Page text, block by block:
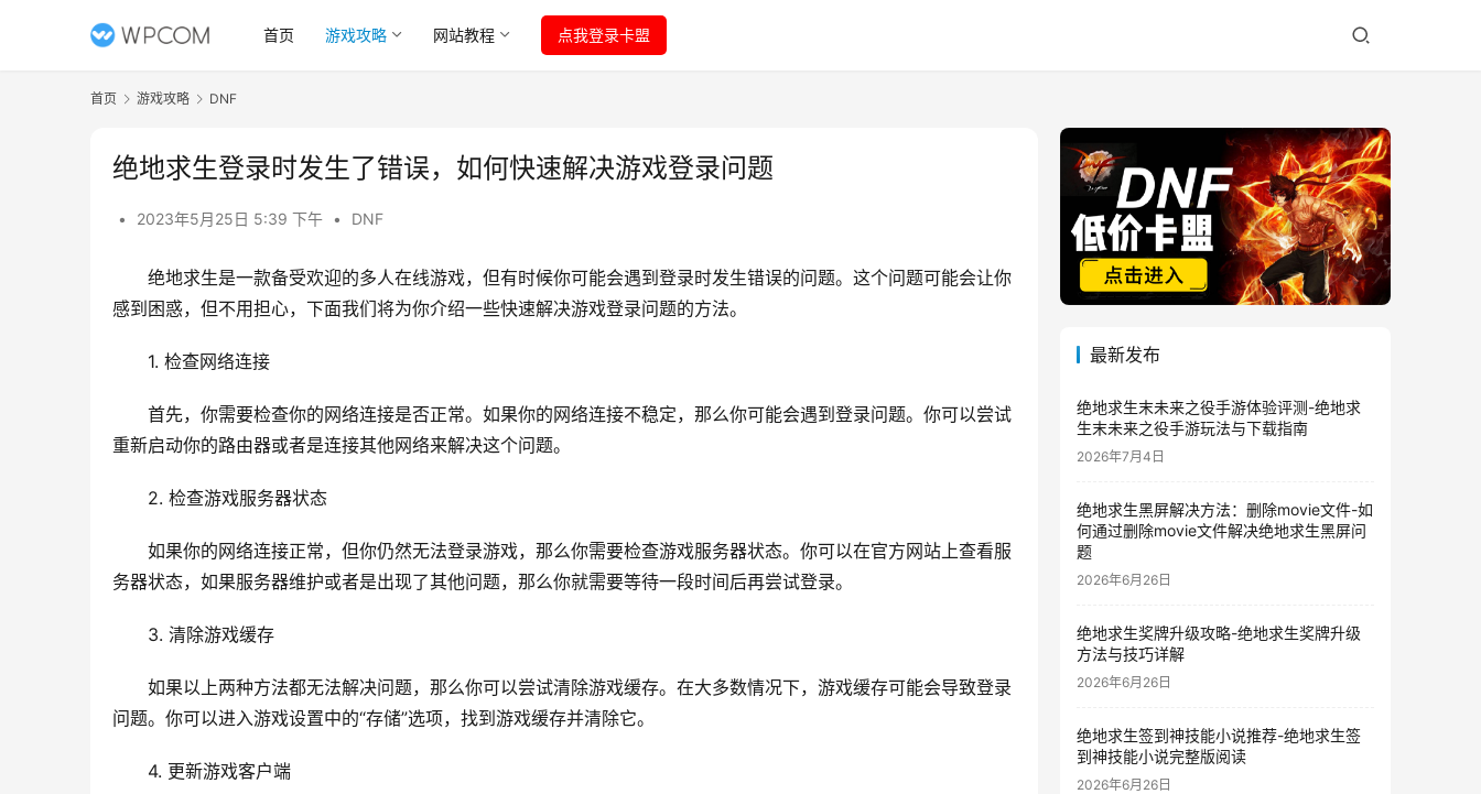
首页 游戏攻略 网站教程 点我登录卡盟
首页 游戏攻略 DNF
绝地求生登录时发生了错误，如何快速解决游戏登录问题
• 2023年5月25日 5:39 下午 • DNF
绝地求生是一款备受欢迎的多人在线游戏，但有时候你可能会遇到登录时发生错误的问题。这个问题可能会让你
感到困惑，但不用担心，下面我们将为你介绍一些快速解决游戏登录问题的方法。
1. 检查网络连接
首先，你需要检查你的网络连接是否正常。如果你的网络连接不稳定，那么你可能会遇到登录问题。你可以尝试
重新启动你的路由器或者是连接其他网络来解决这个问题。
2. 检查游戏服务器状态
如果你的网络连接正常，但你仍然无法登录游戏，那么你需要检查游戏服务器状态。你可以在官方网站上查看服
务器状态，如果服务器维护或者是出现了其他问题，那么你就需要等待一段时间后再尝试登录。
3. 清除游戏缓存
如果以上两种方法都无法解决问题，那么你可以尝试清除游戏缓存。在大多数情况下，游戏缓存可能会导致登录
问题。你可以进入游戏设置中的“存储”选项，找到游戏缓存并清除它。
4. 更新游戏客户端
最新发布
绝地求生末未来之役手游体验评测-绝地求
生末未来之役手游玩法与下载指南
2026年7月4日
绝地求生黑屏解决方法：删除movie文件-如
何通过删除movie文件解决绝地求生黑屏问
题
2026年6月26日
绝地求生奖牌升级攻略-绝地求生奖牌升级
方法与技巧详解
2026年6月26日
绝地求生签到神技能小说推荐-绝地求生签
到神技能小说完整版阅读
2026年6月26日